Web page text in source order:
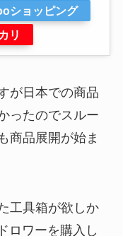
ショッピング
リ
が日本での商品
ったのでスルー
商品展開が始ま
工具箱が欲しか
ロワーを購入し